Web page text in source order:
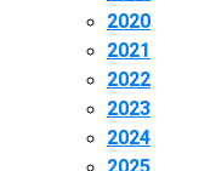
2020
2021
2022
2023
2024